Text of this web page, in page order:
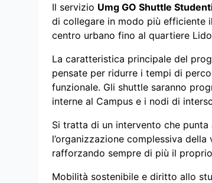
Il servizio Umg GO Shuttle
di collegare in modo più efficiente il
centro urbano fino al quartiere
La caratteristica principale del
pensate per ridurre i tempi di
funzionale. Gli shuttle saranno
interne al Campus e i nodi di
Si tratta di un intervento che
l’organizzazione complessiva
rafforzando sempre di più il
Mobilità sostenibile e diritto allo